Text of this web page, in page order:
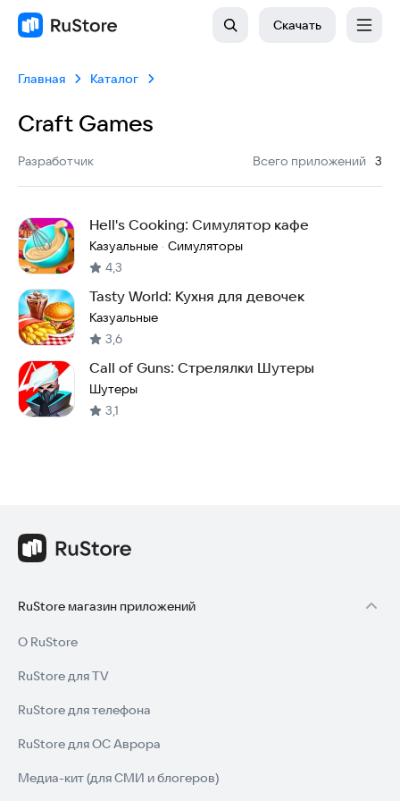
Скачать
Главная Каталог
Craft Games
Разработчик Всего приложений
: 3
Hell's Cooking: Симулятор кафе
Казуальные · Симуляторы
4,3
Tasty World: Кухня для девочек
Казуальные
3,6
Call of Guns: Стрелялки Шутеры
Шутеры
3,1
RuStore магазин приложений
О RuStore
RuStore для TV
RuStore для телефона
RuStore для ОС Аврора
Медиа-кит (для СМИ и блогеров)